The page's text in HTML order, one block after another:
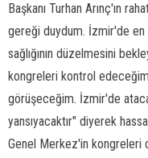
Başkanı Turhan Arınç'ın
gereği duydum. İzmir'de en
sağlığının düzelmesini
kongreleri kontrol
görüşeceğim. İzmir'de
yansıyacaktır" diyerek
Genel Merkez'in kongreleri